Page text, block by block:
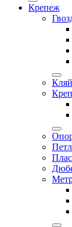
Крепеж